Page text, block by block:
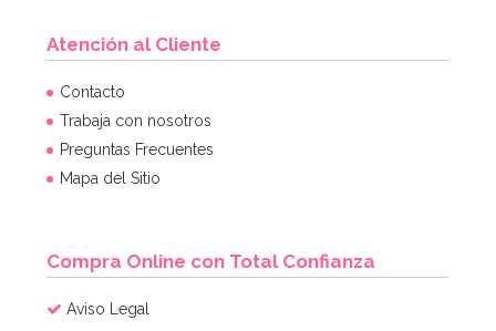
Atención al Cliente
Contacto
Trabaja con nosotros
Preguntas Frecuentes
Mapa del Sitio
Compra Online con Total Confianza
Aviso Legal